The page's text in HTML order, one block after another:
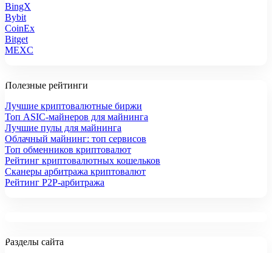
BingX
Bybit
CoinEx
Bitget
MEXC
Полезные рейтинги
Лучшие криптовалютные биржи
Топ ASIC-майнеров для майнинга
Лучшие пулы для майнинга
Облачный майнинг: топ сервисов
Топ обменников криптовалют
Рейтинг криптовалютных кошельков
Сканеры арбитража криптовалют
Рейтинг P2P-арбитража
Разделы сайта